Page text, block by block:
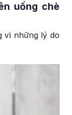
uống chè
vì những lý do